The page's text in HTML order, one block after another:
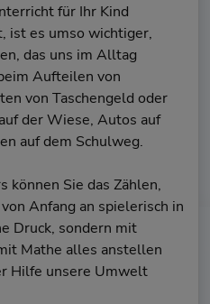
für Ihr Kind
ist es umso wichtiger,
das uns im Alltag
Aufteilen von
von Taschengeld oder
der Wiese, Autos auf
auf dem Schulweg.
können Sie das Zählen,
Anfang an spielerisch in
Druck, sondern mit
Mathe alles anstellen
Hilfe unsere Umwelt